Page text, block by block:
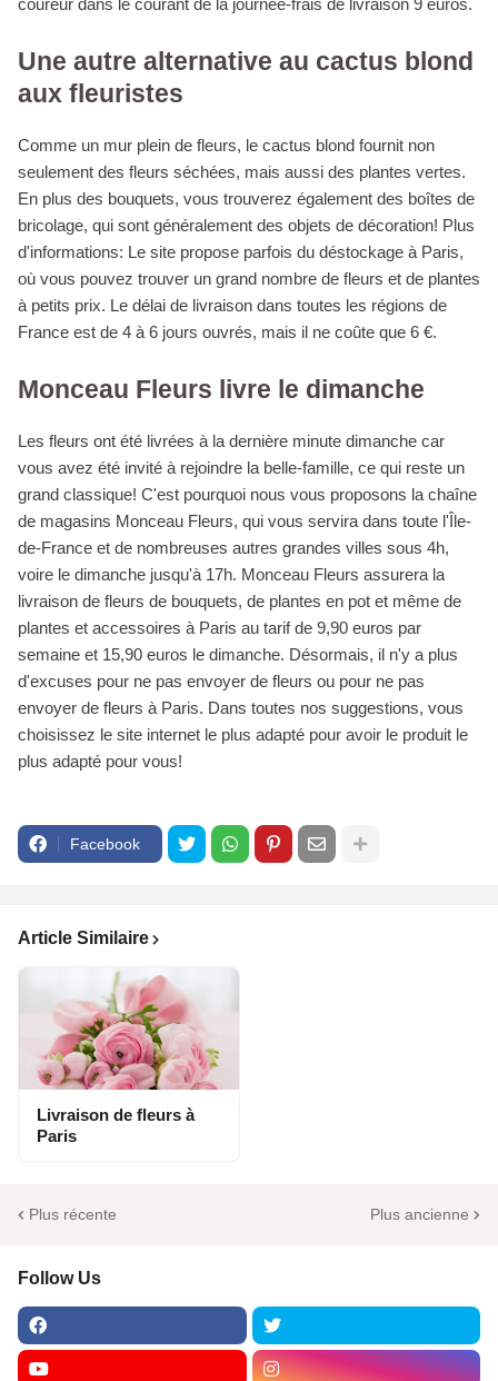
coureur dans le courant de la journée-frais de livraison 9 euros.
Une autre alternative au cactus blond
aux fleuristes
Comme un mur plein de fleurs, le cactus blond fournit non
seulement des fleurs séchées, mais aussi des plantes vertes.
En plus des bouquets, vous trouverez également des boîtes de
bricolage, qui sont généralement des objets de décoration! Plus
d'informations: Le site propose parfois du déstockage à Paris,
où vous pouvez trouver un grand nombre de fleurs et de plantes
à petits prix. Le délai de livraison dans toutes les régions de
France est de 4 à 6 jours ouvrés, mais il ne coûte que 6 €.
Monceau Fleurs livre le dimanche
Les fleurs ont été livrées à la dernière minute dimanche car
vous avez été invité à rejoindre la belle-famille, ce qui reste un
grand classique! C'est pourquoi nous vous proposons la chaîne
de magasins Monceau Fleurs, qui vous servira dans toute l'Île-
de-France et de nombreuses autres grandes villes sous 4h,
voire le dimanche jusqu'à 17h. Monceau Fleurs assurera la
livraison de fleurs de bouquets, de plantes en pot et même de
plantes et accessoires à Paris au tarif de 9,90 euros par
semaine et 15,90 euros le dimanche. Désormais, il n'y a plus
d'excuses pour ne pas envoyer de fleurs ou pour ne pas
envoyer de fleurs à Paris. Dans toutes nos suggestions, vous
choisissez le site internet le plus adapté pour avoir le produit le
plus adapté pour vous!
Facebook
Article Similaire
Livraison de fleurs à
Paris
Plus récente Plus ancienne
Follow Us